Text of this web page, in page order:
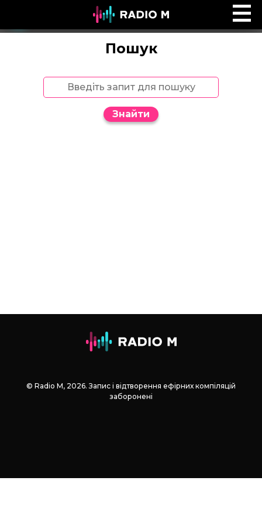
Ефір Radio M
Пошук
Знайти
© Radio М, 2026. Запис і відтворення ефірних компіляцій
заборонені